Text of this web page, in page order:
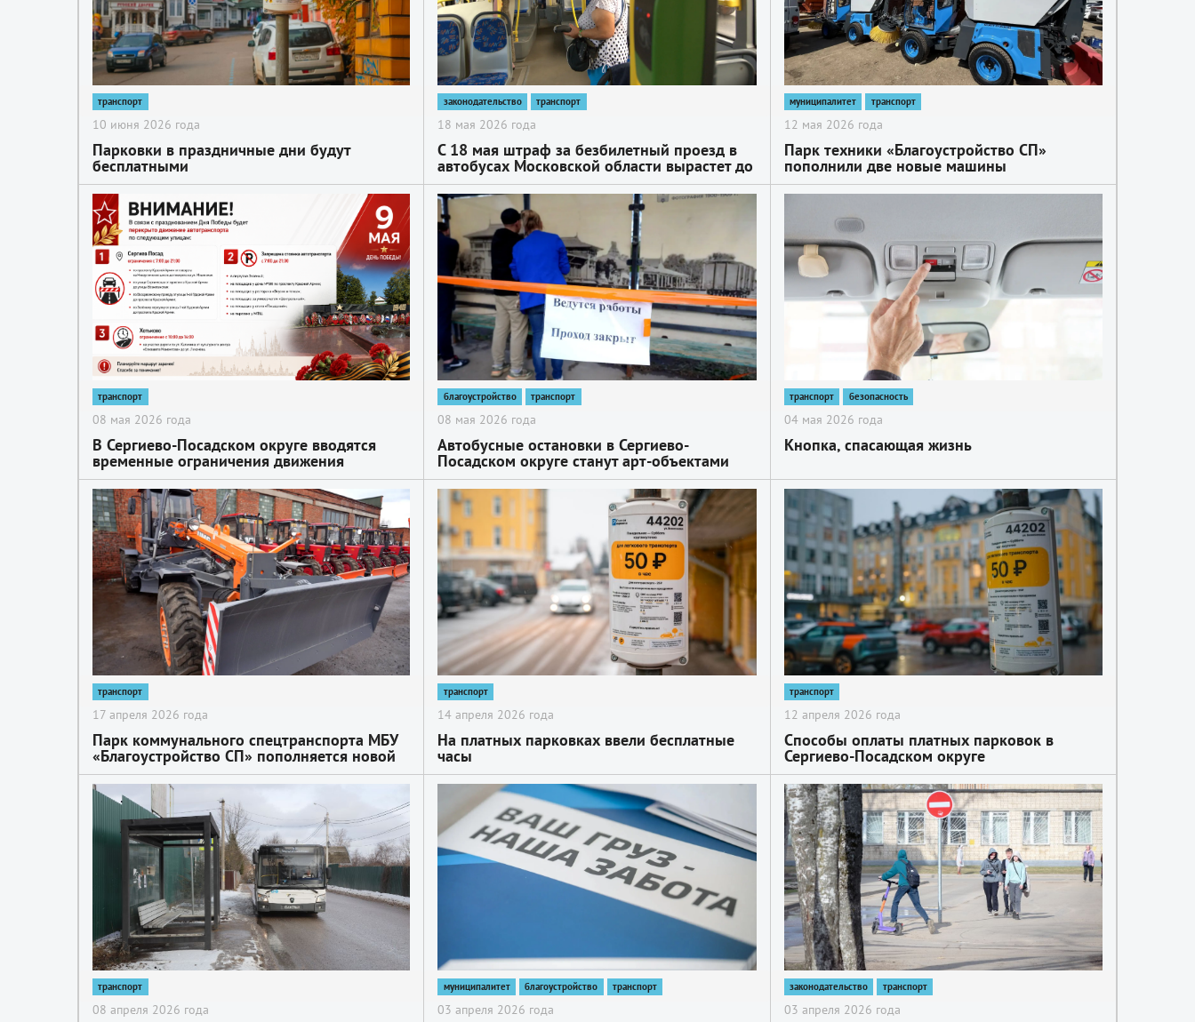
транспорт
10 июня 2026 года
Парковки в праздничные дни будут
бесплатными
законодательство транспорт
18 мая 2026 года
С 18 мая штраф за безбилетный проезд в
автобусах Московской области вырастет до
5 тысяч рублей
муниципалитет транспорт
12 мая 2026 года
Парк техники «Благоустройство СП»
пополнили две новые машины
транспорт
08 мая 2026 года
В Сергиево-Посадском округе вводятся
временные ограничения движения
транспортных средств в связи с
празднованием Дня Победы
2
благоустройство транспорт
08 мая 2026 года
Автобусные остановки в Сергиево-
Посадском округе станут арт-объектами
транспорт безопасность
04 мая 2026 года
Кнопка, спасающая жизнь
2
транспорт
17 апреля 2026 года
Парк коммунального спецтранспорта МБУ
«Благоустройство СП» пополняется новой
техникой
2
транспорт
14 апреля 2026 года
На платных парковках ввели бесплатные
часы
2
транспорт
12 апреля 2026 года
Способы оплаты платных парковок в
Сергиево-Посадском округе
2
транспорт
08 апреля 2026 года
муниципалитет благоустройство транспорт
03 апреля 2026 года
2
законодательство транспорт
03 апреля 2026 года